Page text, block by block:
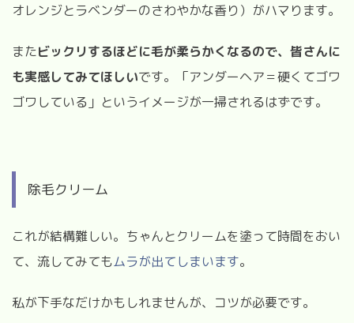
オレンジとラベンダーのさわやかな香り）がハマります。
またビックリするほどに毛が柔らかくなるので、皆さんに
も実感してみてほしいです。「アンダーヘア＝硬くてゴワ
ゴワしている」というイメージが一掃されるはずです。
除毛クリーム
これが結構難しい。ちゃんとクリームを塗って時間をおい
て、流してみてもムラが出てしまいます。
私が下手なだけかもしれませんが、コツが必要です。